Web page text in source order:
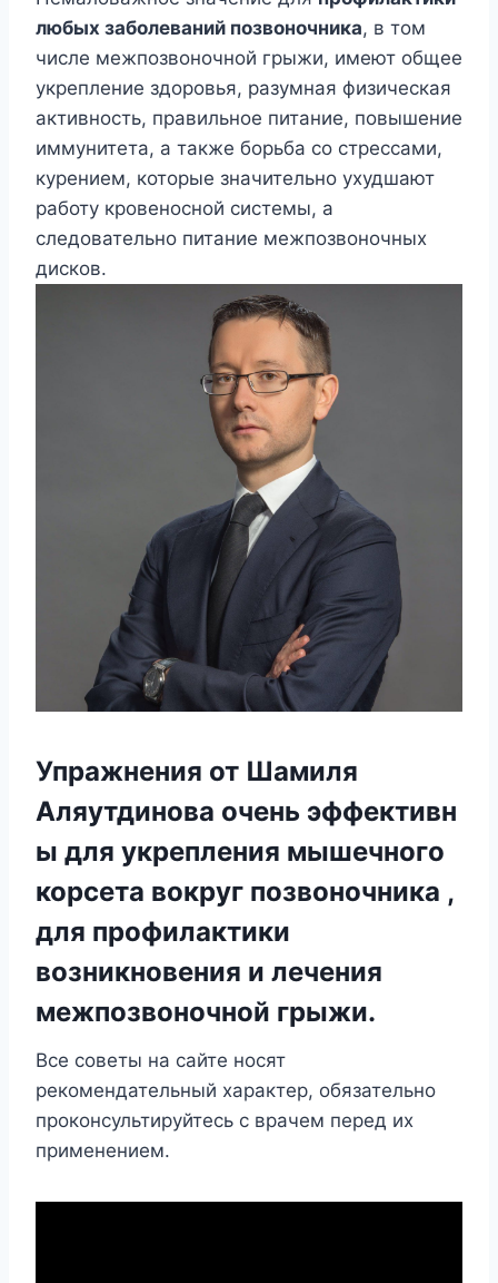
любых заболеваний позвоночника, в том
числе межпозвоночной грыжи, имеют общее
укрепление здоровья, разумная физическая
активность, правильное питание, повышение
иммунитета, а также борьба со стрессами,
курением, которые значительно ухудшают
работу кровеносной системы, а
следовательно питание межпозвоночных
дисков.
Упражнения от Шамиля
Аляутдинова очень эффективн
ы для укрепления мышечного
корсета вокруг позвоночника ,
для профилактики
возникновения и лечения
межпозвоночной грыжи.
Все советы на сайте носят
рекомендательный характер, обязательно
проконсультируйтесь с врачем перед их
применением.